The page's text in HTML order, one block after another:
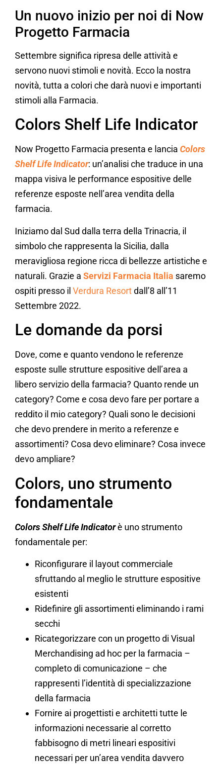
Un nuovo inizio per noi di Now
Progetto Farmacia
Settembre significa ripresa delle attività e
servono nuovi stimoli e novità. Ecco la nostra
novità, tutta a colori che darà nuovi e importanti
stimoli alla Farmacia.
Colors Shelf Life Indicator
Now Progetto Farmacia presenta e lancia Colors
Shelf Life Indicator: un’analisi che traduce in una
mappa visiva le performance espositive delle
referenze esposte nell’area vendita della
farmacia.
Iniziamo dal Sud dalla terra della Trinacria, il
simbolo che rappresenta la Sicilia, dalla
meravigliosa regione ricca di bellezze artistiche e
naturali. Grazie a Servizi Farmacia Italia saremo
ospiti presso il Verdura Resortdall’8 all’11
Settembre 2022.
Le domande da porsi
Dove, come e quanto vendono le referenze
esposte sulle strutture espositive dell’area a
libero servizio della farmacia? Quanto rende un
category? Come e cosa devo fare per portare a
reddito il mio category? Quali sono le decisioni
che devo prendere in merito a referenze e
assortimenti? Cosa devo eliminare? Cosa invece
devo ampliare?
Colors, uno strumento
fondamentale
Colors Shelf Life Indicatorè uno strumento
fondamentale per:
Riconfigurare il layout commerciale
sfruttando al meglio le strutture espositive
esistenti
Ridefinire gli assortimenti eliminando i rami
secchi
Ricategorizzare con un progetto di Visual
Merchandising ad hoc per la farmacia –
completo di comunicazione – che
rappresenti l’identità di specializzazione
della farmacia
Fornire ai progettisti e architetti tutte le
informazioni necessarie al corretto
fabbisogno di metri lineari espositivi
necessari per un’area vendita davvero